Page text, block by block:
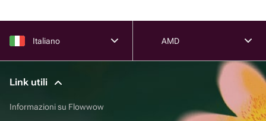
Italiano AMD
Link utili
Informazioni su Flowwow